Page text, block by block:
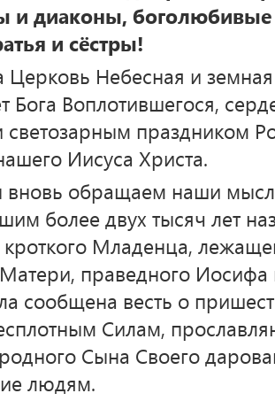
и диаконы,
и сёстры!
Церковь Небесная и
Бога Воплотившегося,
светозарным праздником
Иисуса Христа.
вновь обращаем наши
более двух тысяч лет
Младенца,
праведного Иосифа
сообщена весть о
Силам,
Сына Своего
людям.